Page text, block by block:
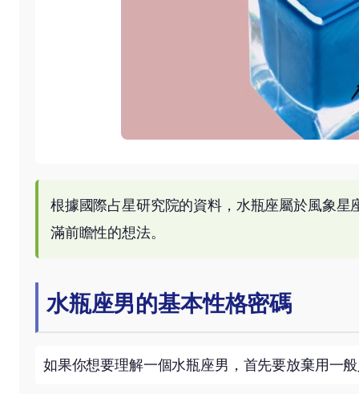
根據國際占星研究院的資料，水瓶座屬於風象
滿前瞻性的想法。
水瓶座男的基本性格密碼
如果你想要理解一個水瓶座男，首先要放棄用一